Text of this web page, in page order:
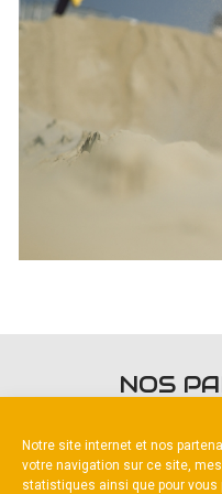
Notre site internet et nos
votre navigation sur ce site,
statistiques ainsi que pour
NOS